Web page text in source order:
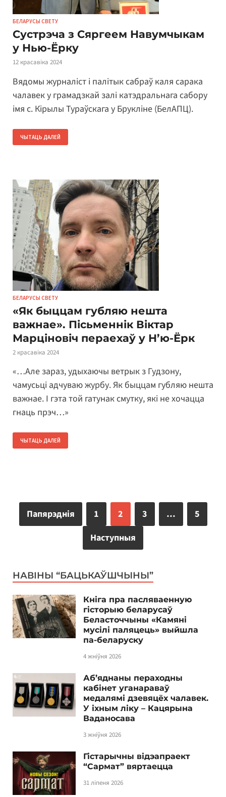
БЕЛАРУСЫ СВЕТУ
Сустрэча з Сяргеем Навумчыкам
у Нью-Ёрку
12 красавіка 2024
Вядомы журналіст і палітык сабраў каля сарака
чалавек у грамадзкай залі катэдральнага сабору
імя с. Кірылы Тураўскага у Брукліне (БелАПЦ).
ЧЫТАЦЬ ДАЛЕЙ
БЕЛАРУСЫ СВЕТУ
«Як быццам губляю нешта
важнае». Пісьменнік Віктар
Марціновіч пераехаў у Н’ю-Ёрк
2 красавіка 2024
«…Але зараз, удыхаючы ветрык з Гудзону,
чамусьці адчуваю журбу. Як быццам губляю нешта
важнае. І гэта той гатунак смутку, які не хочацца
гнаць прэч…»
ЧЫТАЦЬ ДАЛЕЙ
Папярэднія 1 2 3 …
5
Наступныя
НАВІНЫ “БАЦЬКАЎШЧЫНЫ”
Кніга пра пасляваенную
гісторыю беларусаў
Беласточчыны «Камяні
мусілі паляцець» выйшла
па-беларуску
4 жніўня 2026
Аб’яднаны пераходны
кабінет уганараваў
медалямі дзевяцёх чалавек.
У іхным ліку – Кацярына
Ваданосава
3 жніўня 2026
Гістарычны відэапраект
“Сармат” вяртаецца
31 ліпеня 2026